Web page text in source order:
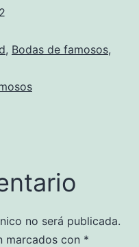
, Bodas de famosos,
no será publicada.
marcados con *